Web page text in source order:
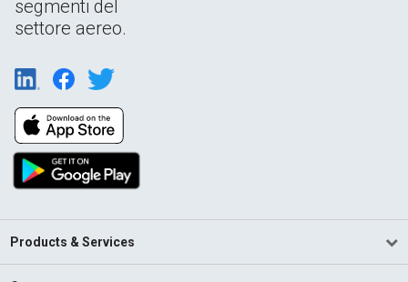
segmenti del
settore aereo.
Products & Services